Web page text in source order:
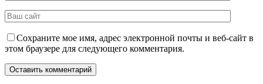
Сохраните мое имя, адрес электронной почты и веб-сайт в
этом браузере для следующего комментария.